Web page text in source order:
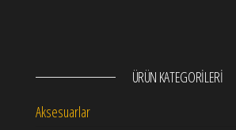
ÜRÜN KATEGORILERI
Aksesuarlar